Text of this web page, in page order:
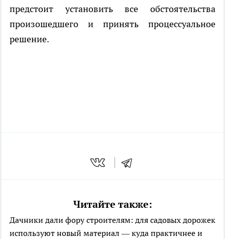
предстоит установить все обстоятельства
произошедшего и принять процессуальное
решение.
Читайте также:
Дачники дали фору строителям: для садовых дорожек
используют новый материал — куда практичнее и